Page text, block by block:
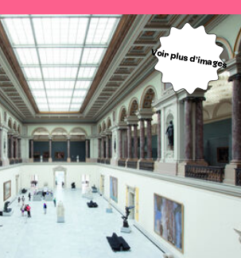
Voir plus d’images